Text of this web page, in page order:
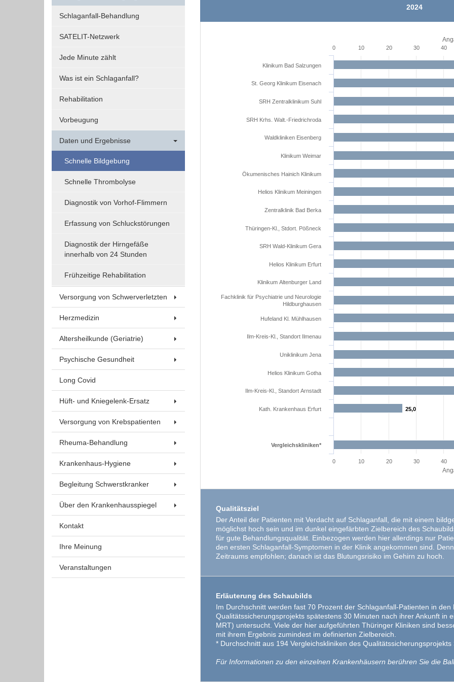
Schlaganfall-Behandlung
SATELIT-Netzwerk
Jede Minute zählt
Was ist ein Schlaganfall?
Rehabilitation
Vorbeugung
Daten und Ergebnisse
Schnelle Bildgebung
Schnelle Thrombolyse
Diagnostik von Vorhof-Flimmern
Erfassung von Schluckstörungen
Diagnostik der Hirngefäße
innerhalb von 24 Stunden
Frühzeitige Rehabilitation
Versorgung von Schwerverletzten
Herzmedizin
Altersheilkunde (Geriatrie)
Psychische Gesundheit
Long Covid
Hüft- und Kniegelenk-Ersatz
Versorgung von Krebspatienten
Rheuma-Behandlung
Krankenhaus-Hygiene
Begleitung Schwerstkranker
Über den Krankenhausspiegel
Kontakt
Ihre Meinung
Veranstaltungen
2024
25,0
25,0
Klinikum Bad Salzungen
St. Georg Klinikum Eisenach
SRH Zentralklinikum Suhl
SRH Krhs. Walt.-Friedrichroda
Waldkliniken Eisenberg
Klinikum Weimar
Ökumenisches Hainich Klinikum
Helios Klinikum Meiningen
Zentralklinik Bad Berka
Thüringen-Kl., Stdort. Pößneck
SRH Wald-Klinikum Gera
Helios Klinikum Erfurt
Klinikum Altenburger Land
Fachklinik für Psychiatrie und Neurologie
Hildburghausen
Hufeland Kl. Mühlhausen
Ilm-Kreis-Kl., Standort Ilmenau
Uniklinikum Jena
Helios Klinikum Gotha
Ilm-Kreis-Kl., Standort Arnstadt
Kath. Krankenhaus Erfurt
Vergleichskliniken*
0 10 20 30 40
0 10 20 30 40
Qualitätsziel
Der Anteil der Patienten mit Verdacht auf Schlaganfall, die mit einem
möglichst hoch sein und im dunkel eingefärbten Zielbereich des
für gute Behandlungsqualität. Einbezogen werden hier allerdings nur
den ersten Schlaganfall-Symptomen in der Klinik angekommen sind.
Zeitraums empfohlen; danach ist das Blutungsrisiko im Gehirn zu hoch.
Erläuterung des Schaubilds
Im Durchschnitt werden fast 70 Prozent der Schlaganfall-Patienten in den
Qualitätssicherungsprojekts spätestens 30 Minuten nach ihrer Ankunft in
MRT) untersucht. Viele der hier aufgeführten Thüringer Kliniken sind
mit ihrem Ergebnis zumindest im definierten Zielbereich.
* Durchschnitt aus 194 Vergleichskliniken des
Für Informationen zu den einzelnen Krankenhäusern berühren Sie die
Funktionen und sind für die einwandfreie Funktion
cookie_consent
Zweck:
ausgewählten Einverständnis-
Plattformen anzeigen zu können, werden von
diesen externen Medien Cookies gesetzt.
Vimeo